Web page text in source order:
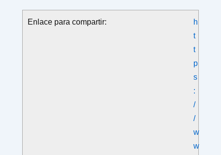
Enlace para compartir:
h
t
t
p
s
:
/
/
w
w